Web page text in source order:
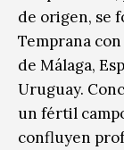
de origen, se
Temprana
de Málaga,
Uruguay.
un fértil
confluyen